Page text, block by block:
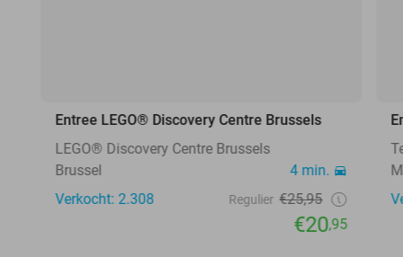
Entree LEGO® Discovery Centre Brussels
LEGO® Discovery Centre Brussels
Brussel
4 min.
Verkocht: 2.308
Regulier €25,95
€20,95